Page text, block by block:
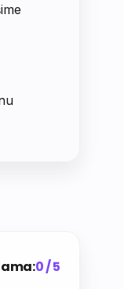
0 / 5